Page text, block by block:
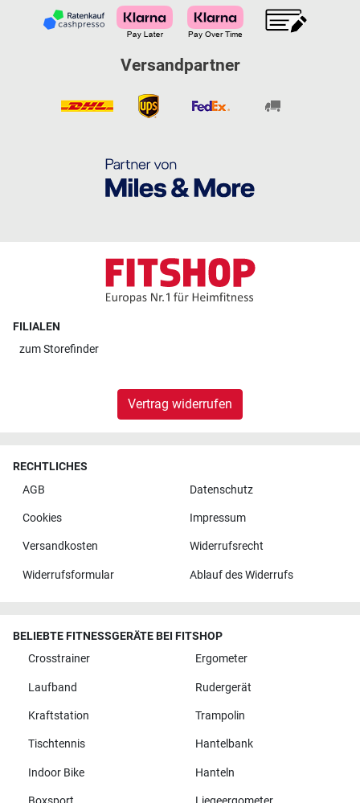
Versandpartner
FILIALEN
zumStorefinder
Vertrag widerrufen
RECHTLICHES
AGB
Datenschutz
Cookies Impressum
Versandkosten Widerrufsrecht
Widerrufsformular Ablauf des Widerrufs
BELIEBTE FITNESSGERÄTE BEI FITSHOP
Crosstrainer
Ergometer
Laufband Rudergerät
Kraftstation Trampolin
Tischtennis Hantelbank
Indoor Bike Hanteln